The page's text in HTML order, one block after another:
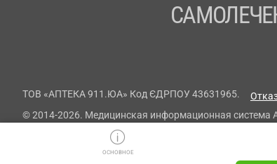
ОСНОВНОЕ
ТОВ «АПТЕКА 911.ЮА» Код ЄДРПОУ 43631965.
© 2014-2026. Медицинская информационная